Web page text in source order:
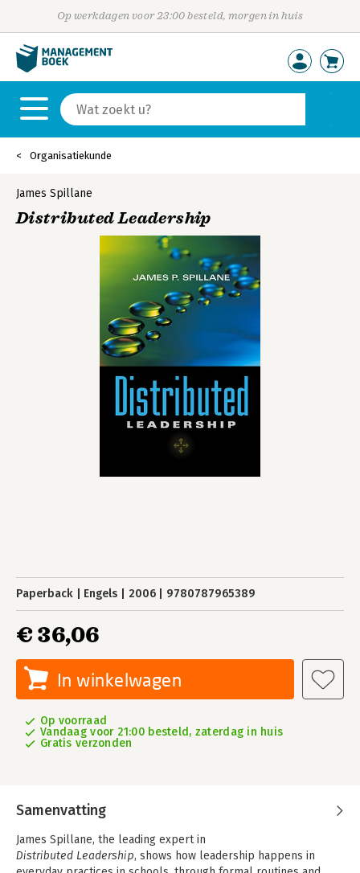
Op werkdagen voor 23:00 besteld, morgen in huis
Organisatiekunde
James Spillane
Distributed Leadership
Paperback Engels 2006 9780787965389
€ 36,06
In winkelwagen
Op voorraad
Vandaag voor 21:00 besteld, zaterdag in huis
Gratis verzonden
Samenvatting
James Spillane, the leading expert in
Distributed Leadership, shows how leadership happens in